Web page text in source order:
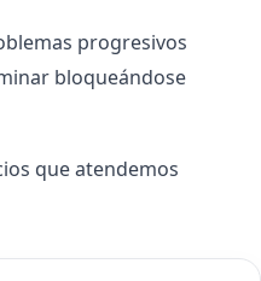
progresivos
bloqueándose
que atendemos